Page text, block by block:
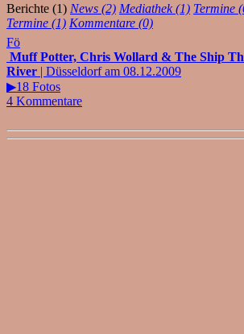
Berichte (1) News (2) Mediathek (1) Termine
Termine (1) Kommentare (0)
Fö
Muff Potter, Chris Wollard & The Ship
River | Düsseldorf am 08.12.2009
▶18 Fotos
4 Kommentare